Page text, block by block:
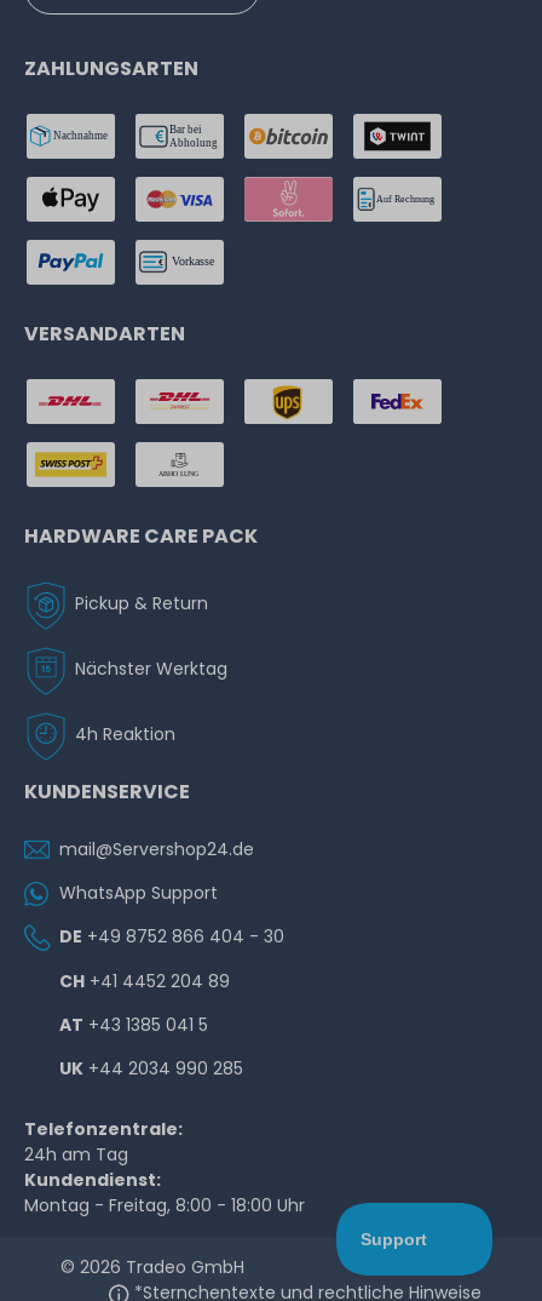
ZAHLUNGSARTEN
VERSANDARTEN
HARDWARE CARE PACK
Pickup & Return
Nächster Werktag
4h Reaktion
KUNDENSERVICE
mail@Servershop24.de
WhatsApp Support
DE +49 8752 866 404 - 30
CH +41 4452 204 89
AT +43 1385 041 5
UK +44 2034 990 285
Telefonzentrale:
24h am Tag
Kundendienst:
Montag - Freitag, 8:00 - 18:00 Uhr
© 2026 Tradeo GmbH
*Sternchentexte und rechtliche Hinweise